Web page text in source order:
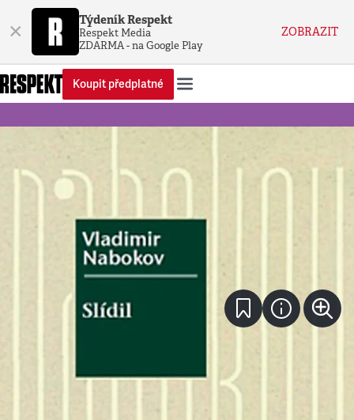
× Týdeník Respekt
Respekt Media
ZDARMA - na Google Play
ZOBRAZIT
Koupit předplatné